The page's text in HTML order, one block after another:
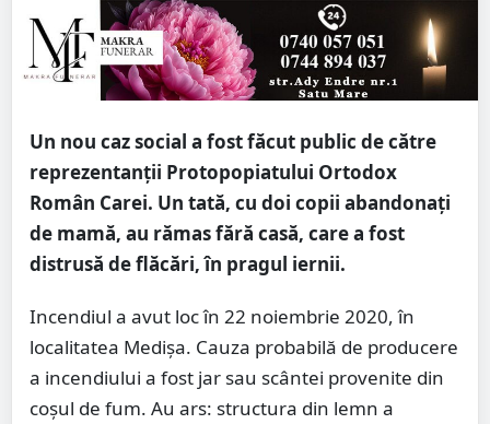
Un nou caz social a fost făcut public de către
reprezentanții Protopopiatului Ortodox
Român Carei. Un tată, cu doi copii abandonați
de mamă, au rămas fără casă, care a fost
distrusă de flăcări, în pragul iernii.
Incendiul a avut loc în 22 noiembrie 2020, în
localitatea Medișa. Cauza probabilă de producere
a incendiului a fost jar sau scântei provenite din
coșul de fum. Au ars: structura din lemn a